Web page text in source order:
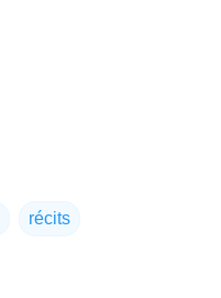
récits